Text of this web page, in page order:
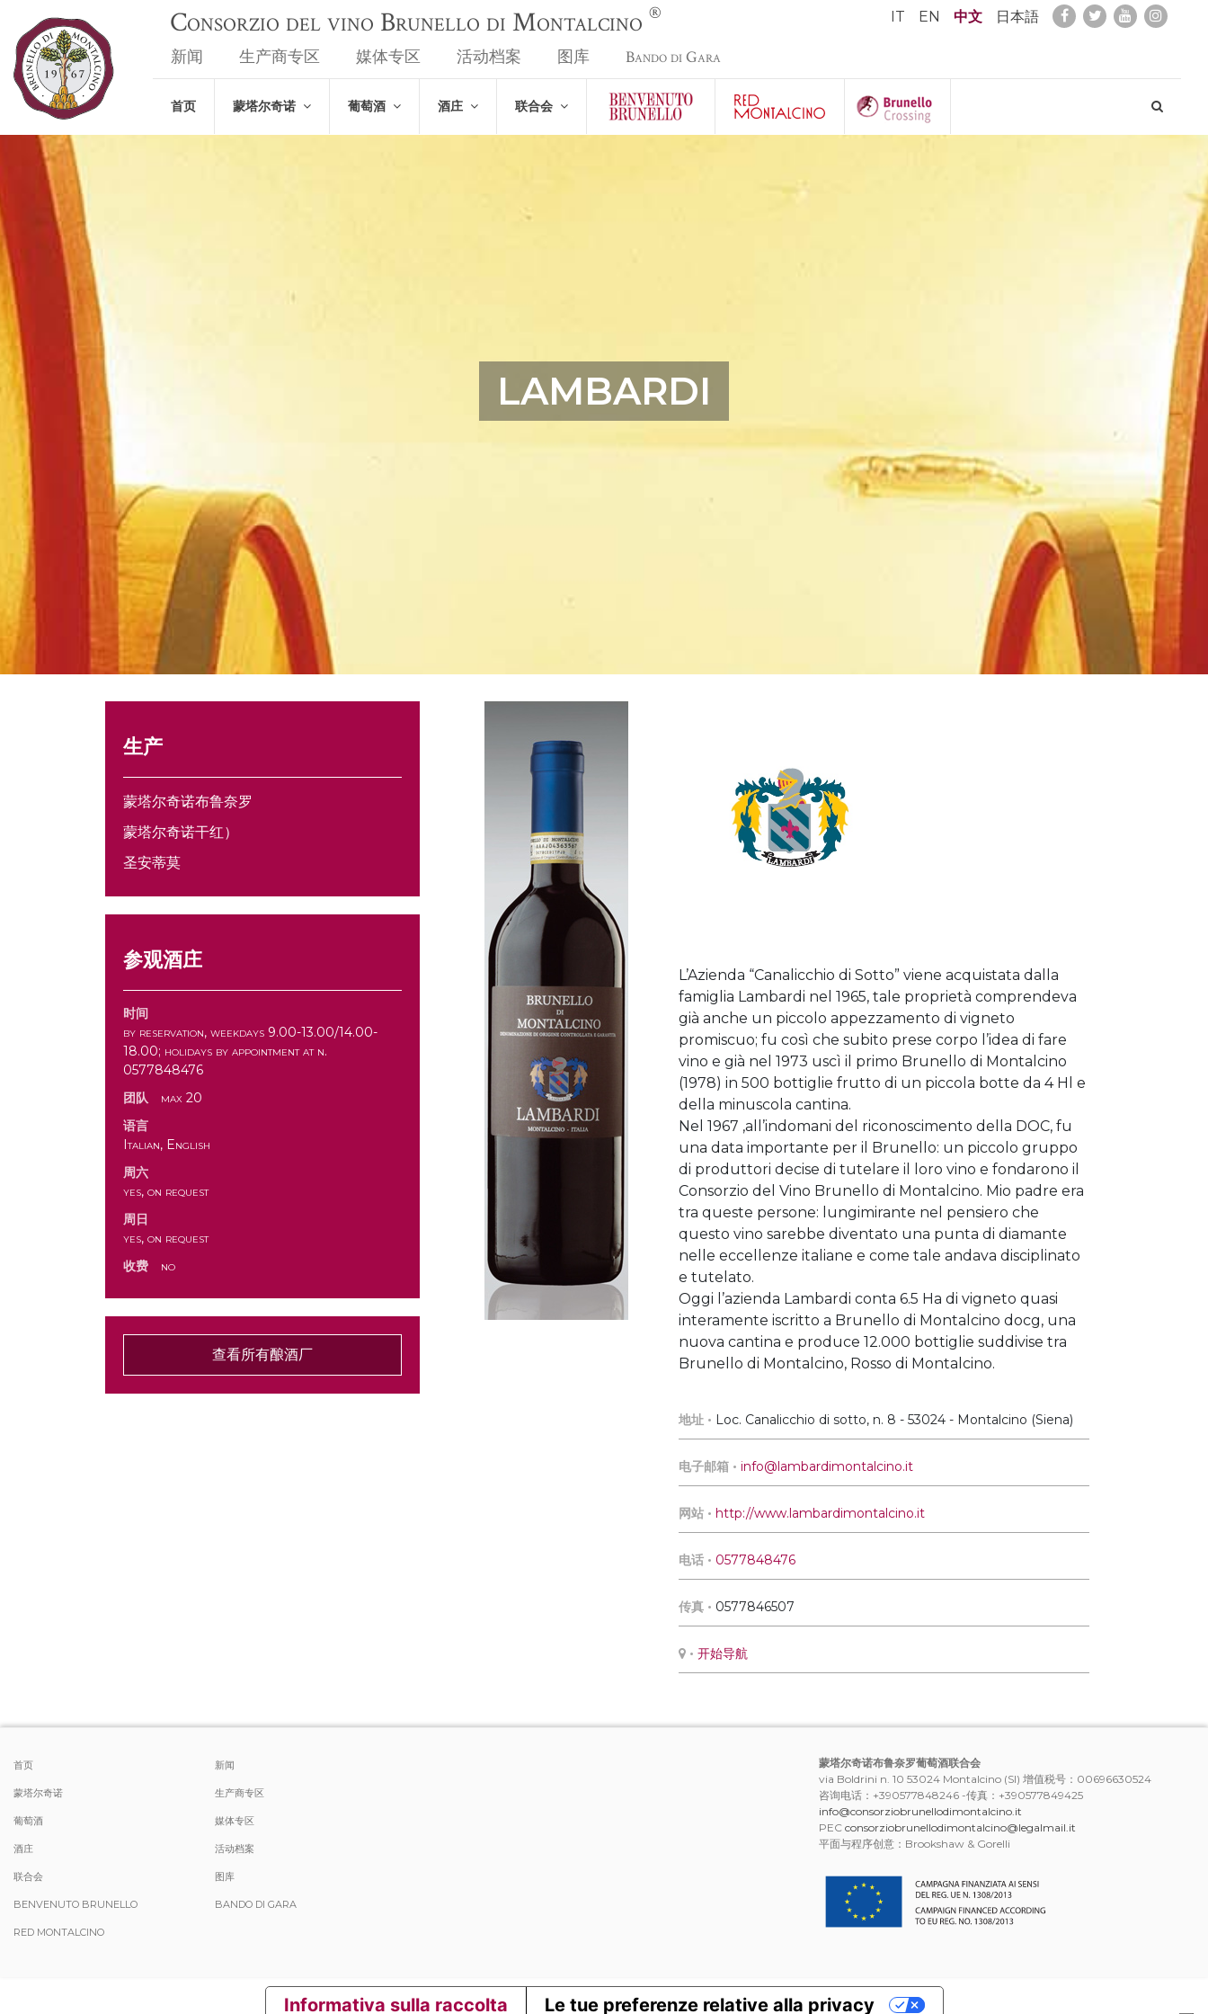
Consorzio del vino Brunello di Montalcino ® IT EN 中文 日本語
新闻 生产商专区 媒体专区 活动档案 图库 Bando di Gara
首页 蒙塔尔奇诺 葡萄酒 酒庄 联合会
LAMBARDI
生产
蒙塔尔奇诺布鲁奈罗
蒙塔尔奇诺干红）
圣安蒂莫
参观酒庄
时间
by reservation, weekdays 9.00-13.00/14.00-
18.00; holidays by appointment at n.
0577848476
团队
max 20
语言
Italian, English
周六
yes, on request
周日
yes, on request
收费
no
查看所有酿酒厂
L’Azienda “Canalicchio di Sotto” viene acquistata dalla
famiglia Lambardi nel 1965, tale proprietà comprendeva
già anche un piccolo appezzamento di vigneto
promiscuo; fu così che subito prese corpo l’idea di fare
vino e già nel 1973 uscì il primo Brunello di Montalcino
(1978) in 500 bottiglie frutto di un piccola botte da 4 Hl e
della minuscola cantina.
Nel 1967 ,all’indomani del riconoscimento della DOC, fu
una data importante per il Brunello: un piccolo gruppo
di produttori decise di tutelare il loro vino e fondarono il
Consorzio del Vino Brunello di Montalcino. Mio padre era
tra queste persone: lungimirante nel pensiero che
questo vino sarebbe diventato una punta di diamante
nelle eccellenze italiane e come tale andava disciplinato
e tutelato.
Oggi l’azienda Lambardi conta 6.5 Ha di vigneto quasi
interamente iscritto a Brunello di Montalcino docg, una
nuova cantina e produce 12.000 bottiglie suddivise tra
Brunello di Montalcino, Rosso di Montalcino.
地址 • Loc. Canalicchio di sotto, n. 8 - 53024 - Montalcino (Siena)
电子邮箱 •info@lambardimontalcino.it
网站 •http://www.lambardimontalcino.it
电话 • 0577848476
传真 • 0577846507
• 开始导航
首页
蒙塔尔奇诺
葡萄酒
酒庄
联合会
BENVENUTO BRUNELLO
RED MONTALCINO
新闻
生产商专区
媒体专区
活动档案
图库
BANDO DI GARA
蒙塔尔奇诺布鲁奈罗葡萄酒联合会
via Boldrini n. 10 53024 Montalcino (SI) 增值税号：00696630524
咨询电话：+390577848246 -传真：+390577849425
info@consorziobrunellodimontalcino.it
PEC consorziobrunellodimontalcino@legalmail.it
平面与程序创意：Brookshaw & Gorelli
Informativa sulla raccolta Le tue preferenze relative alla privacy